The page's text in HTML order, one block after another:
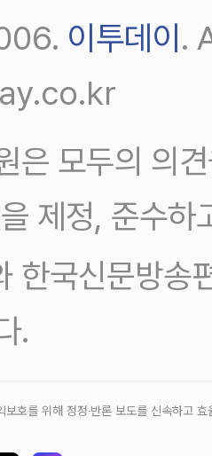
이투데이 .
은 모두의 의
을 제정, 준수하
한국신문방송
.
호를 위해 정정‧반론 보도를 신속하고